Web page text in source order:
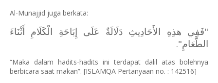
Al-Munajjid juga berkata:
"فَفِي هذِهِ الأَحَادِيثِ دَلَالَةٌ عَلَى إِبَاحَةِ الْكَلَامِ أَثْنَاءَ
الطَّعَامِ".
“Maka dalam hadits-hadits ini terdapat dalil atas bolehnya
berbicara saat makan”. [ISLAMQA Pertanyaan no. : 142516]